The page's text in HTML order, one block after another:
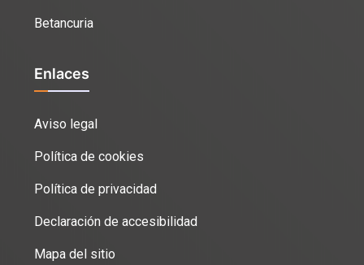
Betancuria
Enlaces
Aviso legal
Política de cookies
Política de privacidad
Declaración de accesibilidad
Mapa del sitio